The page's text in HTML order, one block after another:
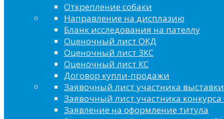
Открепление собаки
Направление на дисплазию
Бланк исследования на пателлу
Оценочный лист ОКД
Оценочный лист ЗКС
Оценочный лист КС
Договор купли-продажи
Заявочный лист участника выставки
Заявочный лист участника конкурса
Заявление на оформление титула